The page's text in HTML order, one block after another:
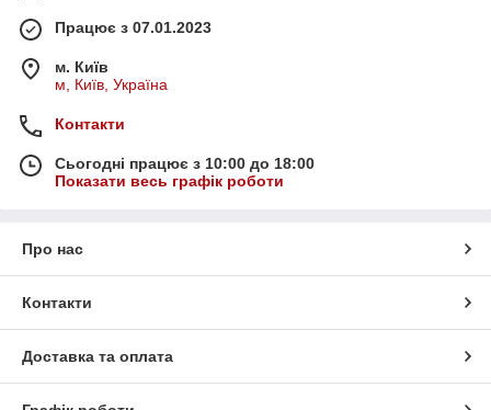
Працює з 07.01.2023
м. Київ
м, Київ, Україна
Контакти
Сьогодні працює з 10:00 до 18:00
Показати весь графік роботи
Про нас
Контакти
Доставка та оплата